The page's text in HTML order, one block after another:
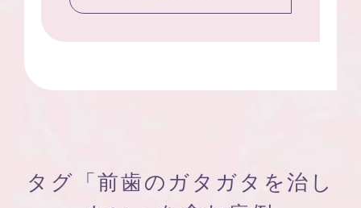
タグ「前歯のガタガタを治し